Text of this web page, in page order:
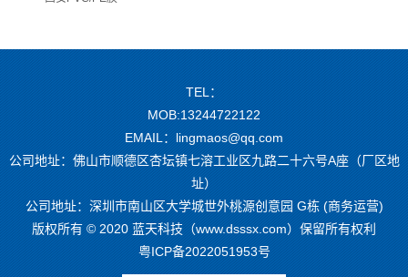
TEL：
MOB:13244722122
EMAIL：lingmaos@qq.com
公司地址：佛山市顺德区杏坛镇七溶工业区九路二十六号A座（厂区地
址）
公司地址：深圳市南山区大学城世外桃源创意园 G栋 (商务运营)
版权所有 © 2020 蓝天科技（www.dsssx.com）保留所有权利
粤ICP备2022051953号